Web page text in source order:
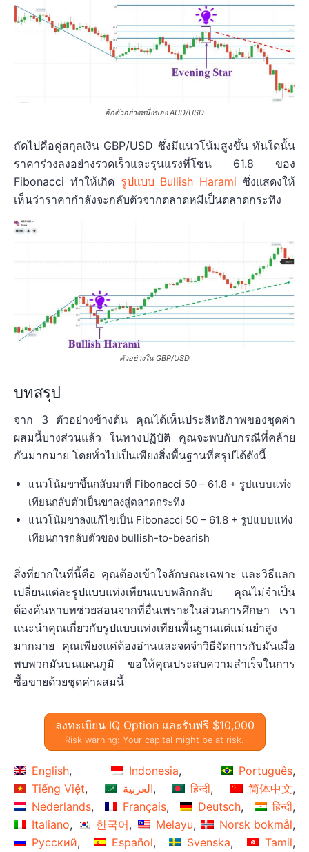
อีกตัวอย่างหนึ่งของ AUD/USD
ถัดไปคือคู่สกุลเงิน GBP/USD ซึ่งมีแนวโน้มสูงขึ้น ทันใดนั้น
ราคาร่วงลงอย่างรวดเร็วและรุนแรงที่โซน 61.8 ของ
Fibonacci ทำให้เกิด รูปแบบ Bullish Harami ซึ่งแสดงให้
เห็นว่าราคากำลังจะกลับตัวจากตลาดหมีเป็นตลาดกระทิง
ตัวอย่างใน GBP/USD
บทสรุป
จาก 3 ตัวอย่างข้างต้น คุณได้เห็นประสิทธิภาพของชุดค่า
ผสมนี้บางส่วนแล้ว ในทางปฏิบัติ คุณจะพบกับกรณีที่คล้าย
กันมากมาย โดยทั่วไปเป็นเพียงสิ่งพื้นฐานที่สรุปได้ดังนี้
แนวโน้มขาขึ้นกลับมาที่ Fibonacci 50 – 61.8 + รูปแบบแท่ง
เทียนกลับตัวเป็นขาลงสู่ตลาดกระทิง
แนวโน้มขาลงแก้ไขเป็น Fibonacci 50 – 61.8 + รูปแบบแท่ง
เทียนการกลับตัวของ bullish-to-bearish
สิ่งที่ยากในที่นี้คือ คุณต้องเข้าใจลักษณะเฉพาะ และวิธีแลก
เปลี่ยนแต่ละรูปแบบแท่งเทียนแบบพลิกกลับ คุณไม่จำเป็น
ต้องค้นหาบทช่วยสอนจากที่อื่นเพราะในส่วนการศึกษา เรา
แนะนำคุณเกี่ยวกับรูปแบบแท่งเทียนพื้นฐานแต่แม่นยำสูง
มากมาย คุณเพียงแค่ต้องอ่านและจดจำวิธีจัดการกับมันเมื่อ
พบพวกมันบนแผนภูมิ ขอให้คุณประสบความสำเร็จในการ
ซื้อขายด้วยชุดค่าผสมนี้
ลงทะเบียน IQ Option และรับฟรี $10,000
Risk warning: Your capital might be at risk.
English Indonesia
Português
Tiếng Việt
العربية हिन्दी
简体中文
Nederlands
Français Deutsch
हिन्दी
Italiano
한국어 Melayu
Norsk bokmål
Русский
Español Svenska
Tamil